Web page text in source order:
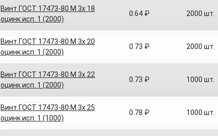
Винт ГОСТ 17473-80 M 3x 18
оцинк исп. 1 (2000)
0.64 ₽ 2000 шт.
Винт ГОСТ 17473-80 M 3x 20
оцинк исп. 1 (2000)
0.73 ₽ 2000 шт.
Винт ГОСТ 17473-80 M 3x 22
оцинк исп. 1 (2000)
0.73 ₽ 1000 шт.
Винт ГОСТ 17473-80 M 3x 25
оцинк исп. 1 (1000)
0.78 ₽ 1000 шт.